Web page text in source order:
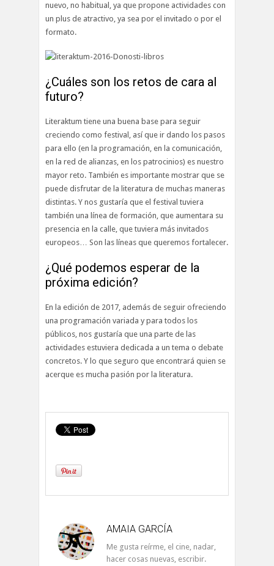
nuevo, no habitual, ya que propone actividades con
un plus de atractivo, ya sea por el invitado o por el
formato.
¿Cuáles son los retos de cara al
futuro?
Literaktum tiene una buena base para seguir
creciendo como festival, así que ir dando los pasos
para ello (en la programación, en la comunicación,
en la red de alianzas, en los patrocinios) es nuestro
mayor reto. También es importante mostrar que se
puede disfrutar de la literatura de muchas maneras
distintas. Y nos gustaría que el festival tuviera
también una línea de formación, que aumentara su
presencia en la calle, que tuviera más invitados
europeos… Son las líneas que queremos fortalecer.
¿Qué podemos esperar de la
próxima edición?
En la edición de 2017, además de seguir ofreciendo
una programación variada y para todos los
públicos, nos gustaría que una parte de las
actividades estuviera dedicada a un tema o debate
concretos. Y lo que seguro que encontrará quien se
acerque es mucha pasión por la literatura.
AMAIA GARCÍA
Me gusta reírme, el cine, nadar,
hacer cosas nuevas, escribir.